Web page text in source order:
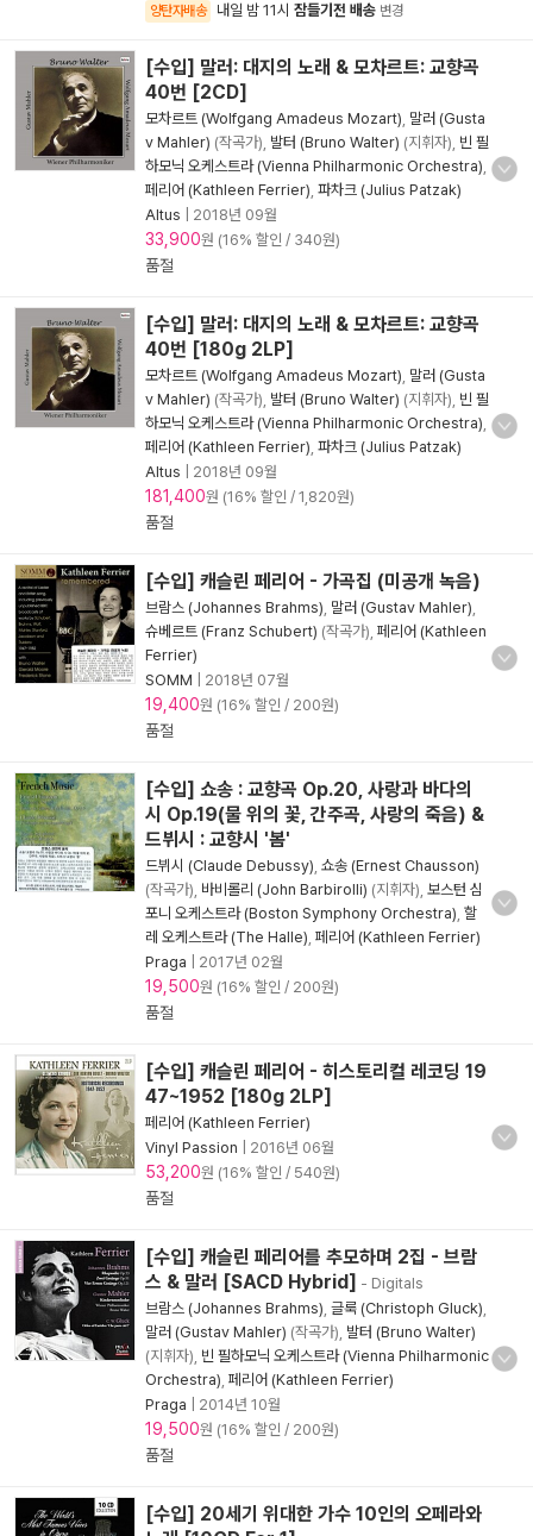
양탄자배송 내일 밤 11시 잠들기전 배송 변경
[수입] 말러: 대지의 노래 & 모차르트: 교향곡
40번 [2CD]
모차르트 (Wolfgang Amadeus Mozart) 말러 (Gusta
v Mahler) (작곡가), 발터 (Bruno Walter) (지휘자), 빈 필
하모닉 오케스트라 (Vienna Philharmonic Orchestra)
페리어 (Kathleen Ferrier) 파차크 (Julius Patzak)
Altus
2018년 09월
33,900원 (16% 할인 / 340원)
품절
[수입] 말러: 대지의 노래 & 모차르트: 교향곡
40번 [180g 2LP]
모차르트 (Wolfgang Amadeus Mozart) 말러 (Gusta
v Mahler) (작곡가), 발터 (Bruno Walter) (지휘자), 빈 필
하모닉 오케스트라 (Vienna Philharmonic Orchestra)
페리어 (Kathleen Ferrier) 파차크 (Julius Patzak)
Altus
2018년 09월
181,400원 (16% 할인 / 1,820원)
품절
[수입] 캐슬린 페리어 - 가곡집 (미공개 녹음)
브람스 (Johannes Brahms) 말러 (Gustav Mahler)
슈베르트 (Franz Schubert) (작곡가), 페리어 (Kathleen
Ferrier)
SOMM
2018년 07월
19,400원 (16% 할인 / 200원)
품절
[수입] 쇼송 : 교향곡 Op.20, 사랑과 바다의
시 Op.19(물 위의 꽃, 간주곡, 사랑의 죽음) &
드뷔시 : 교향시 '봄'
드뷔시 (Claude Debussy) 쇼송 (Ernest Chausson)
(작곡가), 바비롤리 (John Barbirolli) (지휘자), 보스턴 심
포니 오케스트라 (Boston Symphony Orchestra) 할
레 오케스트라 (The Halle) 페리어 (Kathleen Ferrier)
Praga
2017년 02월
19,500원 (16% 할인 / 200원)
품절
[수입] 캐슬린 페리어 - 히스토리컬 레코딩 19
47~1952 [180g 2LP]
페리어 (Kathleen Ferrier)
Vinyl Passion
2016년 06월
53,200원 (16% 할인 / 540원)
품절
[수입] 캐슬린 페리어를 추모하며 2집 - 브람
스 & 말러 [SACD Hybrid] - Digitals
브람스 (Johannes Brahms) 글룩 (Christoph Gluck)
말러 (Gustav Mahler) (작곡가), 발터 (Bruno Walter)
(지휘자), 빈 필하모닉 오케스트라 (Vienna Philharmonic
Orchestra) 페리어 (Kathleen Ferrier)
Praga
2014년 10월
19,500원 (16% 할인 / 200원)
품절
[수입] 20세기 위대한 가수 10인의 오페라와